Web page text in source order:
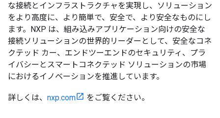
な接続とインフラストラクチャを実現し、ソリューション
をより高度に、より簡単で、安全で、より安全なものにし
ます。NXP は、組み込みアプリケーション向けの安全な
接続ソリューションの世界的リーダーとして、安全なコネ
クテッド カー、エンドツーエンドのセキュリティ、プラ
イバシーとスマートコネクテッド ソリューションの市場
におけるイノベーションを推進しています。
詳しくは、 nxp.com をご覧ください。